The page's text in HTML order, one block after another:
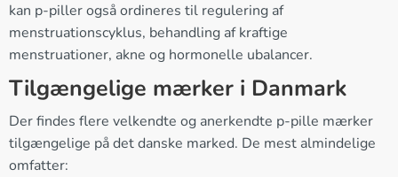
kan p-piller også ordineres til regulering af
menstruationscyklus, behandling af kraftige
menstruationer, akne og hormonelle ubalancer.
Tilgængelige mærker i Danmark
Der findes flere velkendte og anerkendte p-pille mærker
tilgængelige på det danske marked. De mest almindelige
omfatter: